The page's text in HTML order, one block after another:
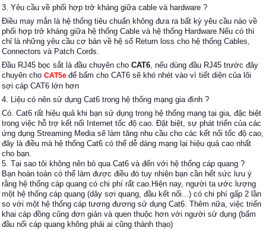
3. Yêu cầu về phối hợp trở kháng giữa cable và hardware ?
Điều may mắn là hệ thống tiêu chuẩn không đưa ra bất kỳ yêu cầu nào về
phối hợp trở kháng giữa hệ thống Cable và hệ thống Hardware.Nếu có thì
chỉ là những yêu cầu cơ bản về hệ số Return loss cho hệ thống Cables,
Connectors và Patch Cords.
Đầu RJ45 bọc sắt là đầu chuyên cho CAT6, nếu dùng đầu RJ45 trước đây
chuyên cho CAT5e để bấm cho CAT6 sẽ khó nhét vào vì tiết diện của lõi
sợi cáp CAT6 lớn hơn
4. Liệu có nên sử dụng Cat6 trong hệ thống mạng gia đình ?
Có. Cat6 rất hiệu quả khi bạn sử dụng trong hệ thống mạng tại gia, đặc biệt
trong việc hỗ trợ kết nối Internet tốc độ cao. Đặt biệt, sự phát triển của các
ứng dụng Streaming Media sẽ làm tăng nhu cầu cho các kết nối tốc độ cao,
đây là điều mà hệ thống Cat6 có thể dễ dàng mạng lại hiệu quả cao nhất
cho bạn.
5. Tại sao tôi không nên bỏ qua Cat6 và đến với hệ thống cáp quang ?
Bạn hoàn toàn có thể làm được điều đó tuy nhiên bạn cần hết sức lưu ý
rằng hệ thống cáp quang có chi phí rất cao.Hiện nay, người ta ước lượng
một hệ thống cáp quang (dây sợi quang, đầu kết nối...) có chi phí gấp 2 lần
so với một hệ thống cáp tương đương sử dụng Cat6. Thêm nữa, việc triển
khai cáp đồng cũng đơn giản và quen thuộc hơn với người sử dụng (bấm
đầu nối cáp quang không phải ai cũng thành thạo)